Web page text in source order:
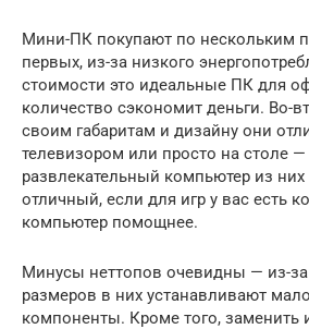
Мини-ПК покупают по нескольким
первых, из-за низкого
стоимости это идеальные ПК для
количество сэкономит деньги. Во-
своим габаритам и дизайну они
телевизором или просто на столе
развлекательный компьютер из них
отличный, если для игр у вас есть
компьютер помощнее.
Минусы неттопов очевидны — из-
размеров в них устанавливают
компоненты. Кроме того, заменить